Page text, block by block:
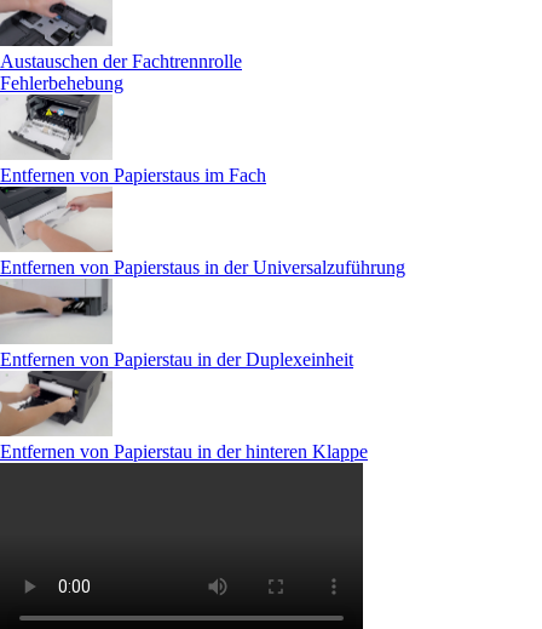
Austauschen der Fachtrennrolle
Fehlerbehebung
Entfernen von Papierstaus im Fach
Entfernen von Papierstaus in der Universalzuführung
Entfernen von Papierstau in der Duplexeinheit
Entfernen von Papierstau in der hinteren Klappe